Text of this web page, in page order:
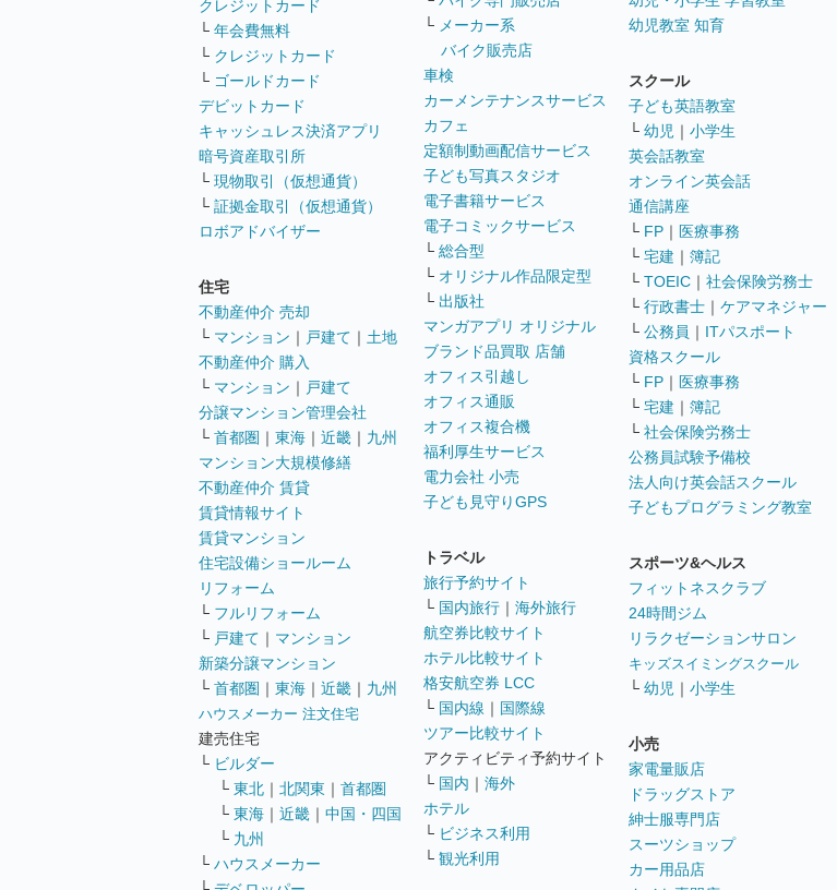
クレジットカード
└ 年会費無料
└ クレジットカード
└ ゴールドカード
デビットカード
キャッシュレス決済アプリ
暗号資産取引所
└ 現物取引（仮想通貨）
└ 証拠金取引（仮想通貨）
ロボアドバイザー
住宅
不動産仲介 売却
└ マンション ｜ 戸建て ｜ 土地
不動産仲介 購入
└ マンション ｜ 戸建て
分譲マンション管理会社
└ 首都圏 ｜ 東海 ｜ 近畿 ｜ 九州
マンション大規模修繕
不動産仲介 賃貸
賃貸情報サイト
賃貸マンション
住宅設備ショールーム
リフォーム
└ フルリフォーム
└ 戸建て ｜ マンション
新築分譲マンション
└ 首都圏 ｜ 東海 ｜ 近畿 ｜ 九州
ハウスメーカー 注文住宅
建売住宅
└ ビルダー
└ 東北 ｜ 北関東 ｜ 首都圏
└ 東海 ｜ 近畿 ｜ 中国・四国
└ 九州
└ ハウスメーカー
└ メーカー系
バイク販売店
車検
カーメンテナンスサービス
カフェ
定額制動画配信サービス
子ども写真スタジオ
電子書籍サービス
電子コミックサービス
└ 総合型
└ オリジナル作品限定型
└ 出版社
マンガアプリ オリジナル
ブランド品買取 店舗
オフィス引越し
オフィス通販
オフィス複合機
福利厚生サービス
電力会社 小売
子ども見守りGPS
トラベル
旅行予約サイト
└ 国内旅行 ｜ 海外旅行
航空券比較サイト
ホテル比較サイト
格安航空券 LCC
└ 国内線 ｜ 国際線
ツアー比較サイト
アクティビティ予約サイト
└ 国内 ｜ 海外
ホテル
└ ビジネス利用
└ 観光利用
幼児教室 知育
スクール
子ども英語教室
└ 幼児 ｜ 小学生
英会話教室
オンライン英会話
通信講座
└ FP ｜ 医療事務
└ 宅建 ｜ 簿記
└ TOEIC ｜ 社会保険労務士
└ 行政書士 ｜ ケアマネジャー
└ 公務員 ｜ ITパスポート
資格スクール
└ FP ｜ 医療事務
└ 宅建 ｜ 簿記
└ 社会保険労務士
公務員試験予備校
法人向け英会話スクール
子どもプログラミング教室
スポーツ&ヘルス
フィットネスクラブ
24時間ジム
リラクゼーションサロン
キッズスイミングスクール
└ 幼児 ｜ 小学生
小売
家電量販店
ドラッグストア
紳士服専門店
スーツショップ
カー用品店